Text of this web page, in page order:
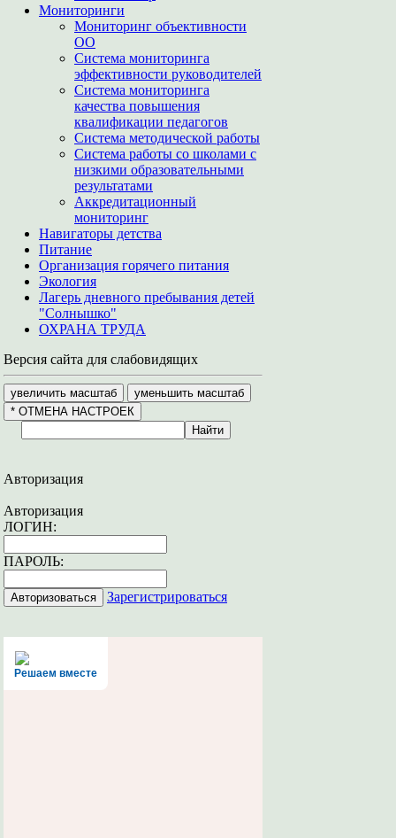
Мониторинги
Мониторинг объективности
ОО
Система мониторинга
эффективности руководителей
Система мониторинга
качества повышения
квалификации педагогов
Система методической работы
Система работы со школами с
низкими образовательными
результатами
Аккредитационный
мониторинг
Навигаторы детства
Питание
Организация горячего питания
Экология
Лагерь дневного пребывания детей
"Солнышко"
ОХРАНА ТРУДА
Версия сайта для слабовидящих
Авторизация
Авторизация
ЛОГИН:
ПАРОЛЬ:
Зарегистрироваться
Решаем вместе